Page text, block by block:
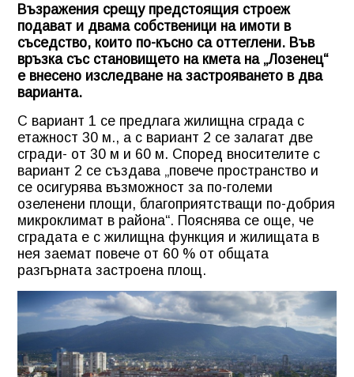
Възражения срещу предстоящия строеж
подават и двама собственици на имоти в
съседство, които по-късно са оттеглени. Във
връзка със становището на кмета на „Лозенец“
е внесено изследване на застрояването в два
варианта.
С вариант 1 се предлага жилищна сграда с
етажност 30 м., а с вариант 2 се залагат две
сгради- от 30 м и 60 м. Според вносителите с
вариант 2 се създава „повече пространство и
се осигурява възможност за по-големи
озеленени площи, благоприятстващи по-добрия
микроклимат в района“. Пояснява се още, че
сградата е с жилищна функция и жилищата в
нея заемат повече от 60 % от общата
разгърната застроена площ.